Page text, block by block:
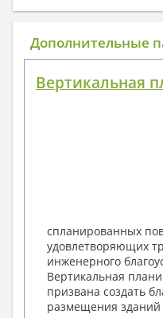
1. Архитектурный
Общие данные по
Поэтажные
Разрезы и
Фасады с
Элементы
Ведомость
Архитектурные
2. Конструктивный
Общие данные
Схемы
Элементы
Дополнительные
Вертикальная
спланированных
удовлетворяющих
инженерного
Вертикальная
призвана создать
размещения зданий